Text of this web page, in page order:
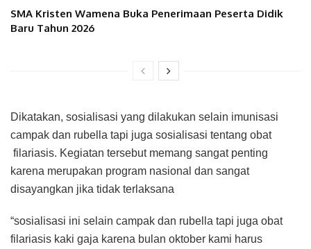
SMA Kristen Wamena Buka Penerimaan Peserta Didik
Baru Tahun 2026
Dikatakan, sosialisasi yang dilakukan selain imunisasi
campak dan rubella tapi juga sosialisasi tentang obat
filariasis. Kegiatan tersebut memang sangat penting
karena merupakan program nasional dan sangat
disayangkan jika tidak terlaksana
“sosialisasi ini selain campak dan rubella tapi juga obat
filariasis kaki gaja karena bulan oktober kami harus